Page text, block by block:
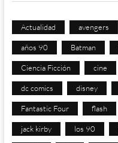
Actualidad avengers
años 90 Batman
Ciencia Ficción cine
dc comics disney
Fantastic Four flash
jack kirby los 90